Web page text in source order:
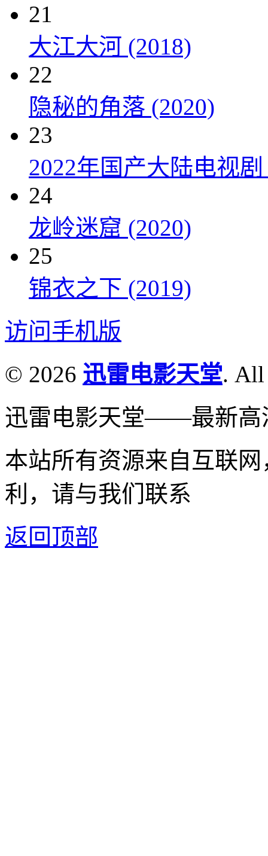
21
大江大河 (2018)
22
隐秘的角落 (2020)
23
2022年国产大陆电视
24
龙岭迷窟 (2020)
25
锦衣之下 (2019)
访问手机版
© 2026 迅雷电影天堂. All
迅雷电影天堂——最新高
本站所有资源来自互联
利，请与我们联系
返回顶部